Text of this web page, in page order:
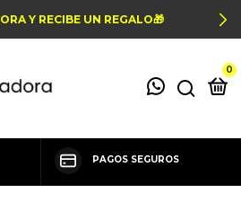
Y RECIBE UN REGALO🎁
0
PAGOS SEGUROS